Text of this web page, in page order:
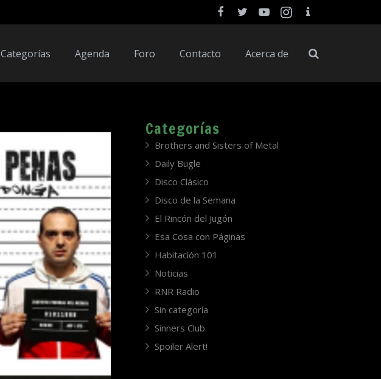
Categorías Agenda Foro Contacto Acerca de
Categorías
Brothers and Sisters of Metal
Daily Bugle
Disco Clásico
Disco de la Semana
El Rincón del Jugón
Esa Cosa con Páginas
Habitación 101
Noticias
RNR Radio
Sin categoría
Sinners Club
Spoiler Alert!